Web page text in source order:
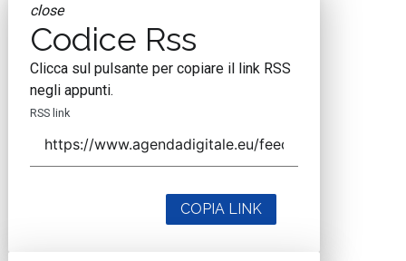
close
Codice Rss
Clicca sul pulsante per copiare il link RSS
negli appunti.
RSS link
COPIA LINK